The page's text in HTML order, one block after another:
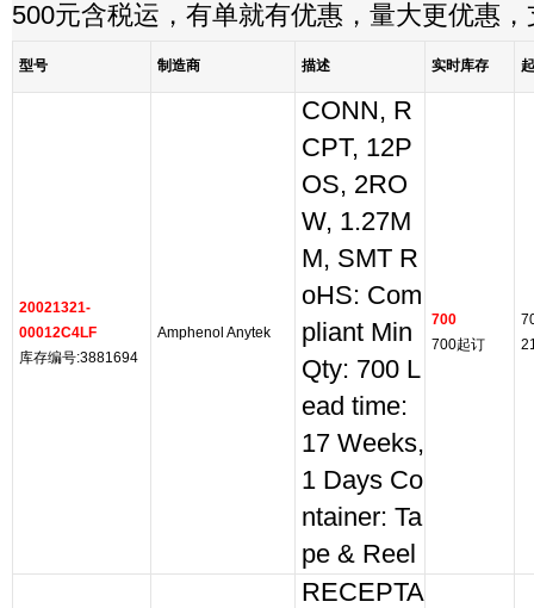
500元含税运，有单就有优惠，量大更优惠
型号 制造商 描述 实时库存
20021321-
00012C4LF
库存编号:3881694
Amphenol Anytek
CONN, R
CPT, 12P
OS, 2RO
W, 1.27M
M, SMT R
oHS: Com
pliant Min
Qty: 700 L
ead time:
17 Weeks,
1 Days Co
ntainer: Ta
pe & Reel
700
700起订
RECEPTA